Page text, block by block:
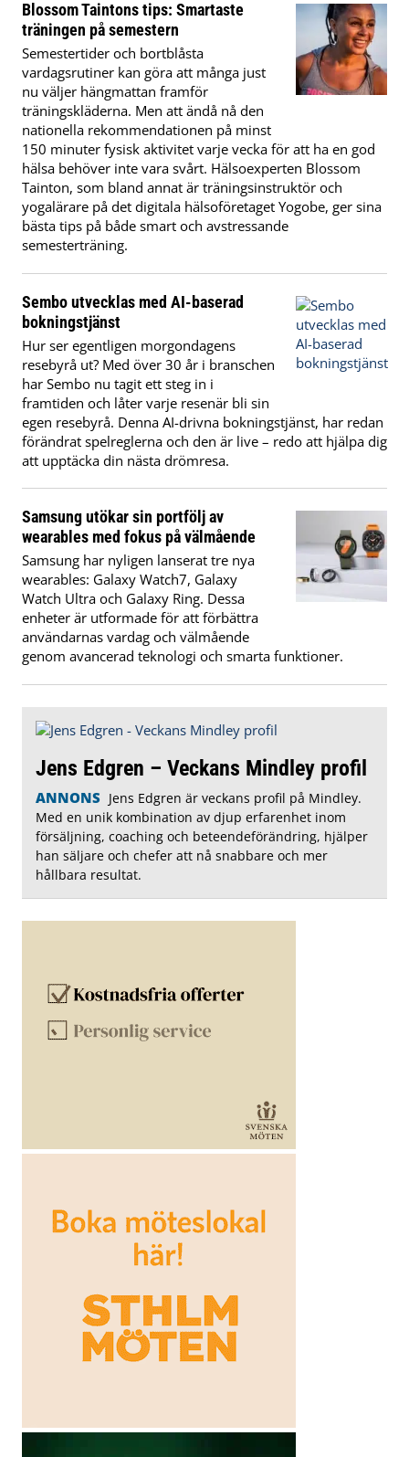
Blossom Taintons tips: Smartaste
träningen på semestern
Semestertider och bortblåsta
vardagsrutiner kan göra att många just
nu väljer hängmattan framför
träningskläderna. Men att ändå nå den
nationella rekommendationen på minst
150 minuter fysisk aktivitet varje vecka för att ha en god
hälsa behöver inte vara svårt. Hälsoexperten Blossom
Tainton, som bland annat är träningsinstruktör och
yogalärare på det digitala hälsoföretaget Yogobe, ger sina
bästa tips på både smart och avstressande
semesterträning.
Sembo utvecklas med AI-baserad
bokningstjänst
Hur ser egentligen morgondagens
resebyrå ut? Med över 30 år i branschen
har Sembo nu tagit ett steg in i
framtiden och låter varje resenär bli sin
egen resebyrå. Denna AI-drivna bokningstjänst, har redan
förändrat spelreglerna och den är live – redo att hjälpa dig
att upptäcka din nästa drömresa.
Samsung utökar sin portfölj av
wearables med fokus på välmående
Samsung har nyligen lanserat tre nya
wearables: Galaxy Watch7, Galaxy
Watch Ultra och Galaxy Ring. Dessa
enheter är utformade för att förbättra
användarnas vardag och välmående
genom avancerad teknologi och smarta funktioner.
Jens Edgren – Veckans Mindley profil
ANNONS Jens Edgren är veckans profil på Mindley.
Med en unik kombination av djup erfarenhet inom
försäljning, coaching och beteendeförändring, hjälper
han säljare och chefer att nå snabbare och mer
hållbara resultat.